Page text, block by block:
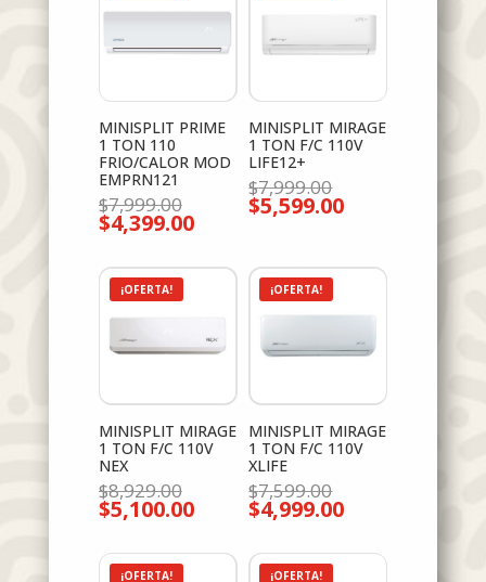
MINISPLIT PRIME
1 TON 110
FRIO/CALOR MOD
EMPRN121
$7,999.00El
precio
original
$7,999.00.
$4,399.00El
es:
$4,399.00.
MINISPLIT MIRAGE
1 TON F/C 110V
LIFE12+
$7,999.00El
precio
original
$5,599.00El
$5,599.00.
¡OFERTA!
MINISPLIT MIRAGE
1 TON F/C 110V
NEX
$8,929.00El
precio
original
$8,929.00.
$5,100.00El
es:
¡OFERTA!
MINISPLIT MIRAGE
1 TON F/C 110V
XLIFE
$7,599.00El
precio
original
$7,599.00.
$4,999.00El
es:
¡OFERTA! ¡OFERTA!